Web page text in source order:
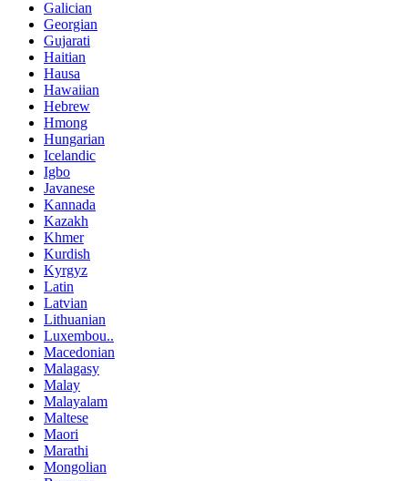
Galician
Georgian
Gujarati
Haitian
Hausa
Hawaiian
Hebrew
Hmong
Hungarian
Icelandic
Igbo
Javanese
Kannada
Kazakh
Khmer
Kurdish
Kyrgyz
Latin
Latvian
Lithuanian
Luxembou..
Macedonian
Malagasy
Malay
Malayalam
Maltese
Maori
Marathi
Mongolian